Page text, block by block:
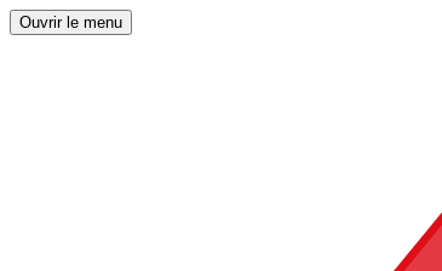
Ouvrir le menu